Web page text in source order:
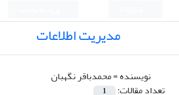
مدیریت اطلاعات
نویسنده =محمدباقر نگهبان
تعداد مقالات:
1